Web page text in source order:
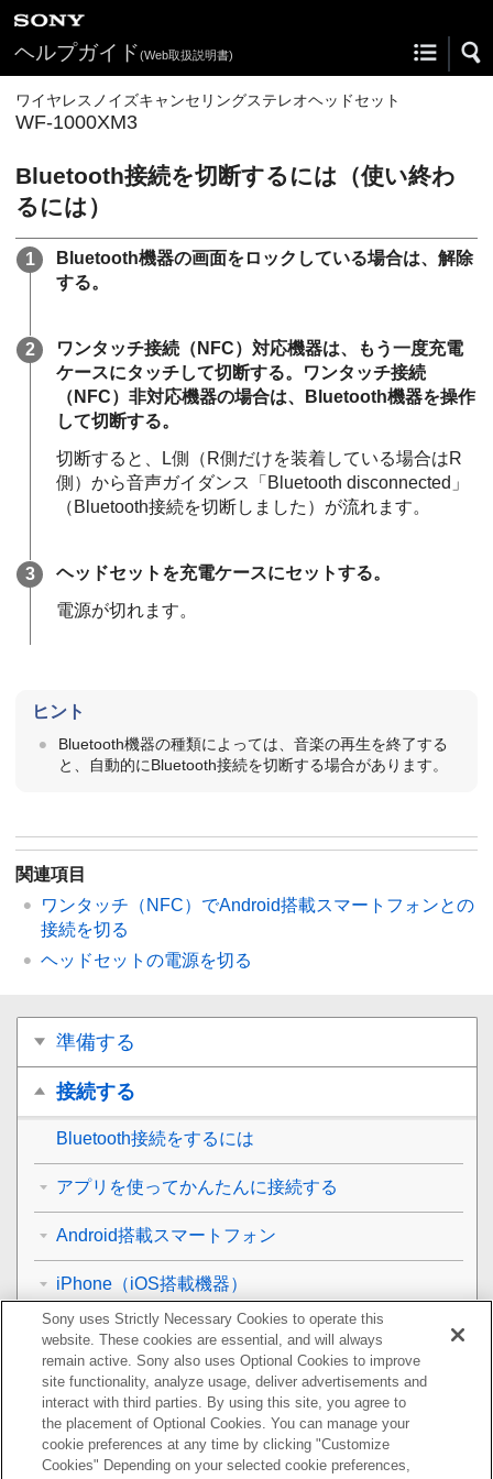
ヘルプガイド(Web取扱説明書)
ワイヤレスノイズキャンセリングステレオヘッドセット
WF-1000XM3
Bluetooth接続を切断するには（使い終わ
るには）
Bluetooth機器の画面をロックしている場合は、解除
する。
ワンタッチ接続（ NFC）対応機器は、もう一度充電
ケースにタッチして切断する。ワンタッチ接続
（ NFC）非対応機器の場合は、 Bluetooth機器を操作
して切断する。
切断すると、L側（R側だけを装着している場合はR
側）から音声ガイダンス
「Bluetooth disconnected」
（Bluetooth接続を切断しました） が流れます。
ヘッドセットを充電ケースにセットする。
電源が切れます。
ヒント
Bluetooth機器の種類によっては、音楽の再生を終了する
と、自動的にBluetooth接続を切断する場合があります。
関連項目
ワンタッチ（ NFC）でAndroid搭載スマートフォンとの
接続を切る
ヘッドセットの電源を切る
準備する
接続する
Bluetooth接続をするには
アプリを使ってかんたんに接続する
Android搭載スマートフォン
iPhone（iOS搭載機器）
Bluetooth 接続を切断するには（使い終わるには）
音楽を聞く
通話する
Sony uses Strictly Necessary Cookies to operate this
website. These cookies are essential, and will always
remain active. Sony also uses Optional Cookies to improve
site functionality, analyze usage, deliver advertisements and
interact with third parties. By using this site, you agree to
the placement of Optional Cookies. You can manage your
cookie preferences at any time by clicking "Customize
Cookies" Depending on your selected cookie preferences,